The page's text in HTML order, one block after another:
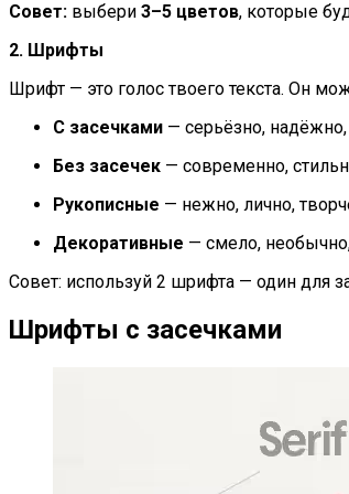
Совет: выбери 3–5 цветов, которые
2. Шрифты
Шрифт — это голос твоего текста. Он
С засечками — серьёзно,
Без засечек — современно,
Рукописные — нежно, лично,
Декоративные — смело,
Совет: используй 2 шрифта — один для
Шрифты с засечками